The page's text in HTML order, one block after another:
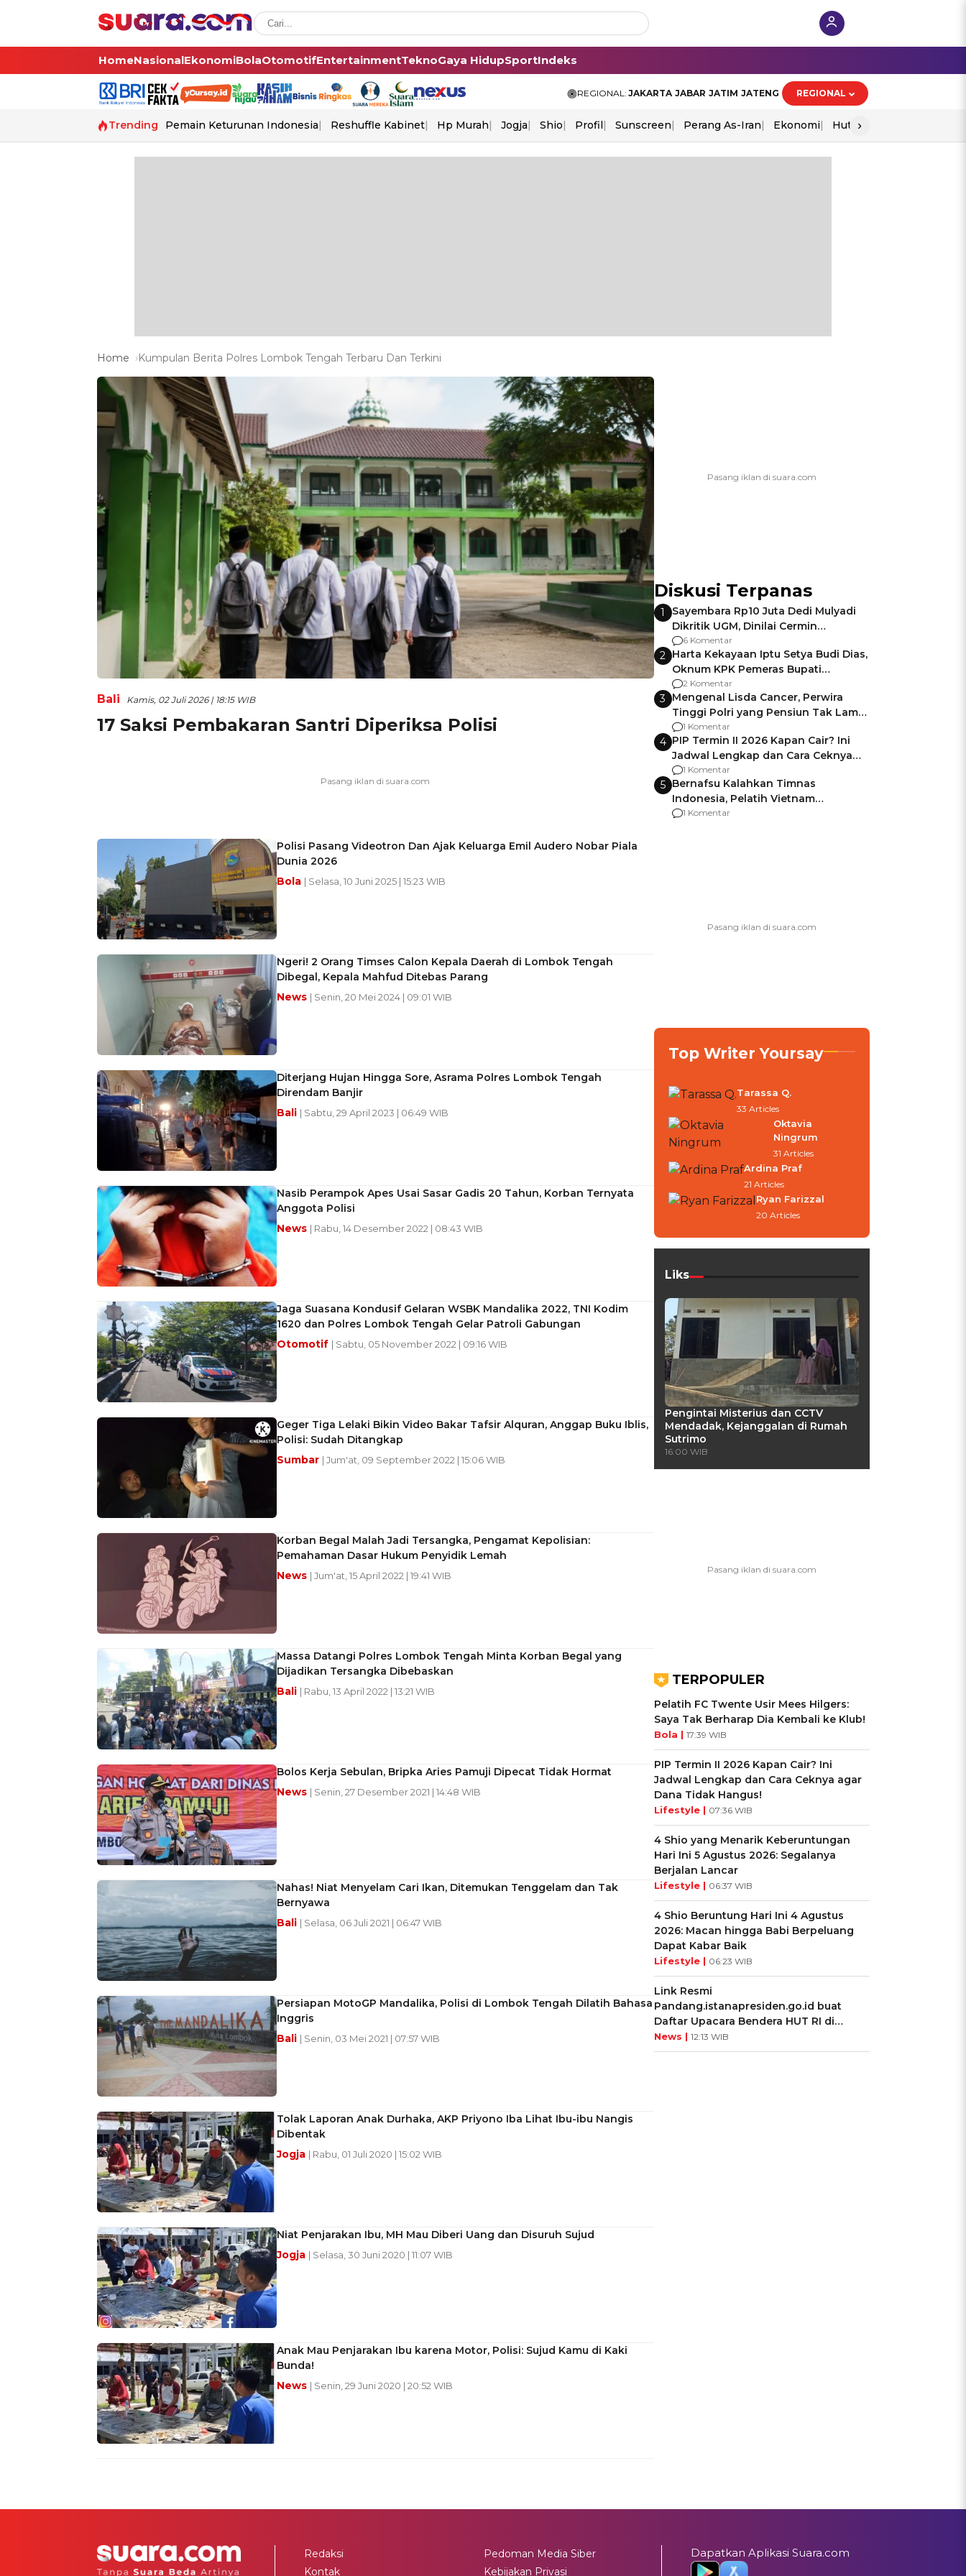
HomeNasionalEkonomiBolaOtomotifEntertainmentTeknoGaya HidupSportIndeks
REGIONAL: JAKARTA JABAR JATIM JATENG REGIONAL
Trending Pemain Keturunan Indonesia Reshuffle Kabinet Hp Murah Jogja Shio Profil Sunscreen Perang As-Iran Ekonomi Hut Ri
›
Home Kumpulan Berita Polres Lombok Tengah Terbaru Dan Terkini
Bali Kamis, 02 Juli 2026 | 18:15 WIB
17 Saksi Pembakaran Santri Diperiksa Polisi
Polisi Pasang Videotron Dan Ajak Keluarga Emil Audero Nobar Piala
Dunia 2026
Bola | Selasa, 10 Juni 2025 | 15:23 WIB
Ngeri! 2 Orang Timses Calon Kepala Daerah di Lombok Tengah
Dibegal, Kepala Mahfud Ditebas Parang
News | Senin, 20 Mei 2024 | 09:01 WIB
Diterjang Hujan Hingga Sore, Asrama Polres Lombok Tengah
Direndam Banjir
Bali | Sabtu, 29 April 2023 | 06:49 WIB
Nasib Perampok Apes Usai Sasar Gadis 20 Tahun, Korban Ternyata
Anggota Polisi
News | Rabu, 14 Desember 2022 | 08:43 WIB
Jaga Suasana Kondusif Gelaran WSBK Mandalika 2022, TNI Kodim
1620 dan Polres Lombok Tengah Gelar Patroli Gabungan
Otomotif | Sabtu, 05 November 2022 | 09:16 WIB
Geger Tiga Lelaki Bikin Video Bakar Tafsir Alquran, Anggap Buku Iblis,
Polisi: Sudah Ditangkap
Sumbar | Jum'at, 09 September 2022 | 15:06 WIB
Korban Begal Malah Jadi Tersangka, Pengamat Kepolisian:
Pemahaman Dasar Hukum Penyidik Lemah
News | Jum'at, 15 April 2022 | 19:41 WIB
Massa Datangi Polres Lombok Tengah Minta Korban Begal yang
Dijadikan Tersangka Dibebaskan
Bali | Rabu, 13 April 2022 | 13:21 WIB
Bolos Kerja Sebulan, Bripka Aries Pamuji Dipecat Tidak Hormat
News | Senin, 27 Desember 2021 | 14:48 WIB
Nahas! Niat Menyelam Cari Ikan, Ditemukan Tenggelam dan Tak
Bernyawa
Bali | Selasa, 06 Juli 2021 | 06:47 WIB
Persiapan MotoGP Mandalika, Polisi di Lombok Tengah Dilatih Bahasa
Inggris
Bali | Senin, 03 Mei 2021 | 07:57 WIB
Tolak Laporan Anak Durhaka, AKP Priyono Iba Lihat Ibu-ibu Nangis
Dibentak
Jogja | Rabu, 01 Juli 2020 | 15:02 WIB
Niat Penjarakan Ibu, MH Mau Diberi Uang dan Disuruh Sujud
Jogja | Selasa, 30 Juni 2020 | 11:07 WIB
Anak Mau Penjarakan Ibu karena Motor, Polisi: Sujud Kamu di Kaki
Bunda!
News | Senin, 29 Juni 2020 | 20:52 WIB
Diskusi Terpanas
1
Sayembara Rp10 Juta Dedi Mulyadi
Dikritik UGM, Dinilai Cermin
Gagalnya Negara Jamin Keamanan
6 Komentar
2 Harta Kekayaan Iptu Setya Budi Dias,
Oknum KPK Pemeras Bupati
Pemalang
2 Komentar
3 Mengenal Lisda Cancer, Perwira
Tinggi Polri yang Pensiun Tak Lama
Usai Jadi Brigjen
1 Komentar
4 PIP Termin II 2026 Kapan Cair? Ini
Jadwal Lengkap dan Cara Ceknya
agar Dana Tidak Hangus!
1 Komentar
5 Bernafsu Kalahkan Timnas
Indonesia, Pelatih Vietnam
Berencana Pakai Jimat di Pakansari
1 Komentar
Top Writer Yoursay
Tarassa Q.
33 Articles
Oktavia
Ningrum
31 Articles
Ardina Praf
21 Articles
Ryan Farizzal
20 Articles
Liks
Pengintai Misterius dan CCTV
Mendadak, Kejanggalan di Rumah
Sutrimo
16:00 WIB
TERPOPULER
Pelatih FC Twente Usir Mees Hilgers:
Saya Tak Berharap Dia Kembali ke Klub!
Bola | 17:39 WIB
PIP Termin II 2026 Kapan Cair? Ini
Jadwal Lengkap dan Cara Ceknya agar
Dana Tidak Hangus!
Lifestyle | 07:36 WIB
4 Shio yang Menarik Keberuntungan
Hari Ini 5 Agustus 2026: Segalanya
Berjalan Lancar
Lifestyle | 06:37 WIB
4 Shio Beruntung Hari Ini 4 Agustus
2026: Macan hingga Babi Berpeluang
Dapat Kabar Baik
Lifestyle | 06:23 WIB
Link Resmi
Pandang.istanapresiden.go.id buat
Daftar Upacara Bendera HUT RI di
Istana Negara
News | 12:13 WIB
Redaksi
Kontak
Pedoman Media Siber
Kebijakan Privasi
Dapatkan Aplikasi Suara.com